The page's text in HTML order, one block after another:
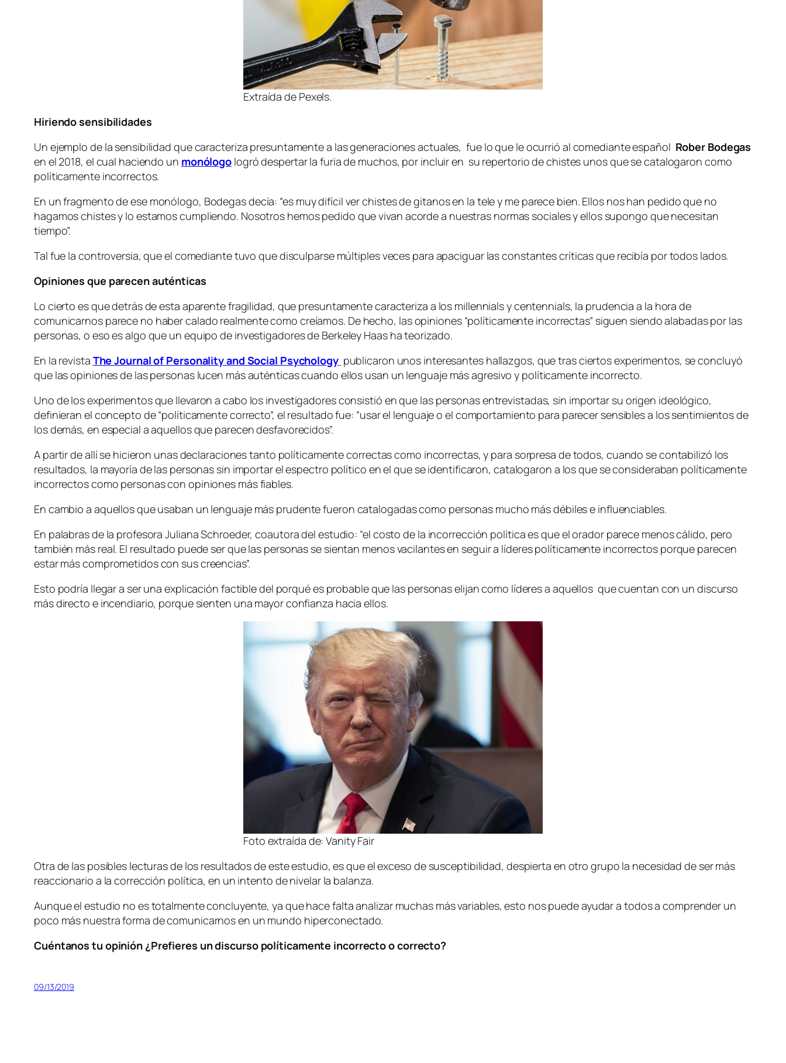
Extraída de Pexels.
Hiriendo sensibilidades
Un ejemplo de la sensibilidad que caracteriza presuntamente a las generaciones actuales, fue lo que le ocurrió al comediante español Rober Bodegas
en el 2018, el cual haciendo un monólogo logró despertar la furia de muchos, por incluir en su repertorio de chistes unos que se catalogaron como
políticamente incorrectos.
En un fragmento de ese monólogo, Bodegas decía: “es muy difícil ver chistes de gitanos en la tele y me parece bien. Ellos nos han pedido que no
hagamos chistes y lo estamos cumpliendo. Nosotros hemos pedido que vivan acorde a nuestras normas sociales y ellos supongo que necesitan
tiempo”.
Tal fue la controversia, que el comediante tuvo que disculparse múltiples veces para apaciguar las constantes críticas que recibía por todos lados.
Opiniones que parecen auténticas
Lo cierto es que detrás de esta aparente fragilidad, que presuntamente caracteriza a los millennials y centennials, la prudencia a la hora de
comunicarnos parece no haber calado realmente como creíamos. De hecho, las opiniones “políticamente incorrectas” siguen siendo alabadas por las
personas, o eso es algo que un equipo de investigadores de Berkeley Haas ha teorizado.
En la revista The Journal of Personality and Social Psychology publicaron unos interesantes hallazgos, que tras ciertos experimentos, se concluyó
que las opiniones de las personas lucen más auténticas cuando ellos usan un lenguaje más agresivo y políticamente incorrecto.
Uno de los experimentos que llevaron a cabo los investigadores consistió en que las personas entrevistadas, sin importar su origen ideológico,
definieran el concepto de “políticamente correcto”, el resultado fue: “usar el lenguaje o el comportamiento para parecer sensibles a los sentimientos de
los demás, en especial a aquellos que parecen desfavorecidos”.
A partir de allí se hicieron unas declaraciones tanto políticamente correctas como incorrectas, y para sorpresa de todos, cuando se contabilizó los
resultados, la mayoría de las personas sin importar el espectro político en el que se identificaron, catalogaron a los que se consideraban políticamente
incorrectos como personas con opiniones más fiables.
En cambio a aquellos que usaban un lenguaje más prudente fueron catalogadas como personas mucho más débiles e influenciables.
En palabras de la profesora Juliana Schroeder, coautora del estudio: “el costo de la incorrección política es que el orador parece menos cálido, pero
también más real. El resultado puede ser que las personas se sientan menos vacilantes en seguir a líderes políticamente incorrectos porque parecen
estar más comprometidos con sus creencias”.
Esto podría llegar a ser una explicación factible del porqué es probable que las personas elijan como líderes a aquellos que cuentan con un discurso
más directo e incendiario, porque sienten una mayor confianza hacia ellos.
Foto extraída de: Vanity Fair
Otra de las posibles lecturas de los resultados de este estudio, es que el exceso de susceptibilidad, despierta en otro grupo la necesidad de ser más
reaccionario a la corrección política, en un intento de nivelar la balanza.
Aunque el estudio no es totalmente concluyente, ya que hace falta analizar muchas más variables, esto nos puede ayudar a todos a comprender un
poco más nuestra forma de comunicarnos en un mundo hiperconectado.
Cuéntanos tu opinión ¿Prefieres un discurso políticamente incorrecto o correcto?
09/13/2019